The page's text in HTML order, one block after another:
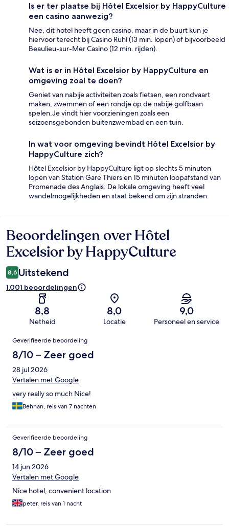
Is er ter plaatse bij Hôtel Excelsior by HappyCulture
een casino aanwezig?
Nee, dit hotel heeft geen casino, maar in de buurt kun je
hiervoor terecht bij Casino Ruhl (13 min. lopen) of bijvoorbeeld
Beaulieu-sur-Mer Casino (12 min. rijden).
Wat is er in Hôtel Excelsior by HappyCulture en
omgeving zoal te doen?
Geniet van nabije activiteiten zoals fietsen, een rondvaart
maken, zwemmen of een rondje op de nabije golfbaan
spelen.Je vindt hier voorzieningen zoals een
seizoensgebonden buitenzwembad en een tuin.
In wat voor omgeving bevindt Hôtel Excelsior by
HappyCulture zich?
Hôtel Excelsior by HappyCulture ligt op slechts 5 minuten
lopen van Station Gare Thiers en 15 minuten loopafstand van
Promenade des Anglais. De lokale omgeving heeft veel
wandelmogelijkheden en staat bekend om zijn stranden.
Beoordelingen
Beoordelingen over Hôtel
Excelsior by HappyCulture
8,6 Uitstekend
1.001 beoordelingen
8,8
Netheid
8,0
Locatie
9,0
Personeel en service
Beoordelingen
Geverifieerde beoordeling
8/10 – Zeer goed
28 jul 2026
Vertalen met Google
very really so much Nice!
Behnan, reis van 7 nachten
Geverifieerde beoordeling
8/10 – Zeer goed
14 jun 2026
Vertalen met Google
Nice hotel, convenient location
peter, reis van 1 nacht